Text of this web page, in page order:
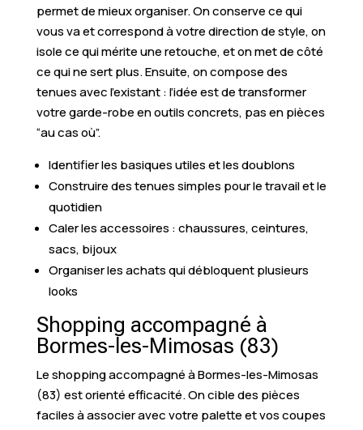
permet de mieux organiser. On conserve ce qui
vous va et correspond à votre direction de style, on
isole ce qui mérite une retouche, et on met de côté
ce qui ne sert plus. Ensuite, on compose des
tenues avec l’existant : l’idée est de transformer
votre garde-robe en outils concrets, pas en pièces
“au cas où”.
Identifier les basiques utiles et les doublons
Construire des tenues simples pour le travail et le
quotidien
Caler les accessoires : chaussures, ceintures,
sacs, bijoux
Organiser les achats qui débloquent plusieurs
looks
Shopping accompagné à
Bormes-les-Mimosas (83)
Le shopping accompagné à Bormes-les-Mimosas
(83) est orienté efficacité. On cible des pièces
faciles à associer avec votre palette et vos coupes